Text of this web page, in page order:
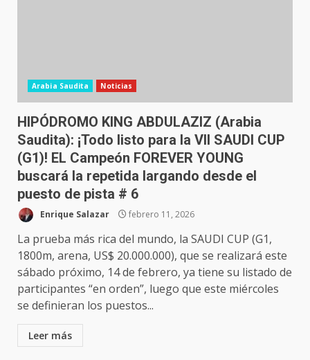
Arabia Saudita Noticias
HIPÓDROMO KING ABDULAZIZ (Arabia
Saudita): ¡Todo listo para la VII SAUDI CUP
(G1)! EL Campeón FOREVER YOUNG
buscará la repetida largando desde el
puesto de pista # 6
Enrique Salazar febrero 11, 2026
La prueba más rica del mundo, la SAUDI CUP (G1,
1800m, arena, US$ 20.000.000), que se realizará este
sábado próximo, 14 de febrero, ya tiene su listado de
participantes “en orden”, luego que este miércoles
se definieran los puestos...
Leer más